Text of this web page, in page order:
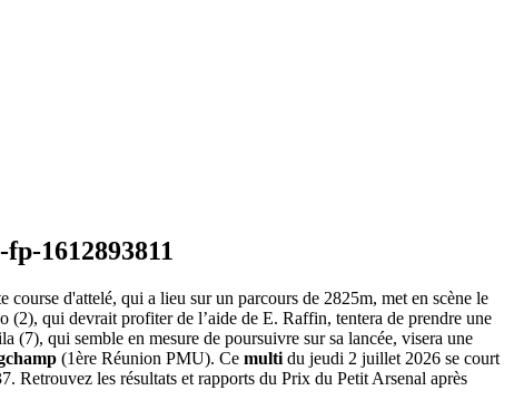
d'attelé, qui a lieu sur un parcours de 2825m, met en scène le
qui devrait profiter de l’aide de E. Raffin, tentera de prendre une
qui semble en mesure de poursuivre sur sa lancée, visera une
(1ère Réunion PMU). Ce multi du jeudi 2 juillet 2026 se court
Retrouvez les résultats et rapports du Prix du Petit Arsenal après